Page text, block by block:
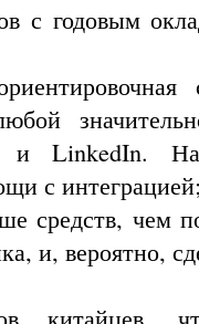
с годовым
LinkedIn. На
с
средств, чем
и, вероятно,
китайцев,